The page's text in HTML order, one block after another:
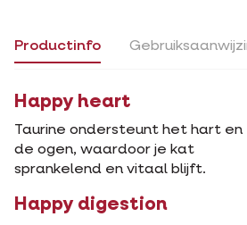
Productinfo
Happy heart
Taurine ondersteunt het hart en
de ogen, waardoor je kat
sprankelend en vitaal blijft.
Happy digestion